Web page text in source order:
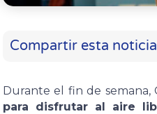
Compartir esta noticia
Durante el fin de semana,
para disfrutar al aire